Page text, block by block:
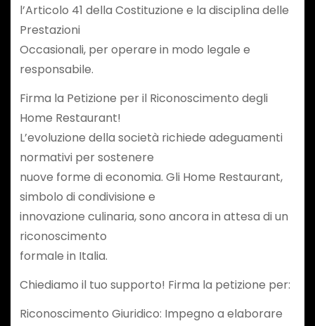
l’Articolo 41 della Costituzione e la disciplina delle
Prestazioni
Occasionali, per operare in modo legale e
responsabile.
Firma la Petizione per il Riconoscimento degli
Home Restaurant!
L’evoluzione della società richiede adeguamenti
normativi per sostenere
nuove forme di economia. Gli Home Restaurant,
simbolo di condivisione e
innovazione culinaria, sono ancora in attesa di un
riconoscimento
formale in Italia.
Chiediamo il tuo supporto! Firma la petizione per:
Riconoscimento Giuridico: Impegno a elaborare